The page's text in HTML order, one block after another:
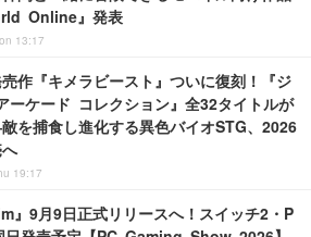
Online』発表
13:17
作『キメラビースト』ついに復刻！『ジ
ーケード コレクション』全32タイトルが
を捕食し進化する異色バイオSTG、2026
19:17
』9月9日正式リリースへ！スイッチ2・P